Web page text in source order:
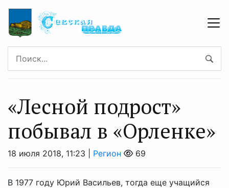
«Лесной подрост»
побывал в «Орленке»
18 июля 2018, 11:23 | Регион 69
В 1977 году Юрий Васильев, тогда еще учащийся